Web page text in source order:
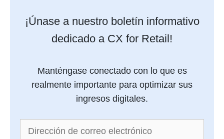
¡Únase a nuestro boletín informativo
dedicado a CX for Retail!
Manténgase conectado con lo que es
realmente importante para optimizar sus
ingresos digitales.